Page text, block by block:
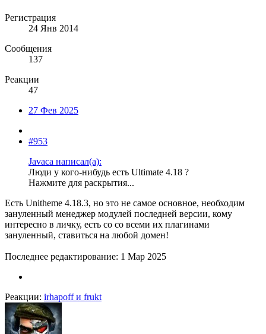
Регистрация
24 Янв 2014
Сообщения
137
Реакции
47
27 Фев 2025
#953
Javaca написал(а):
Люди у кого-нибудь есть Ultimate 4.18 ?
Нажмите для раскрытия...
Есть Unitheme 4.18.3, но это не самое основное, необходим
зануленный менеджер модулей последней версии, кому
интересно в личку, есть со со всеми их плагинами
зануленный, ставиться на любой домен!
Последнее редактирование: 1 Мар 2025
Реакции: irhapoffи frukt